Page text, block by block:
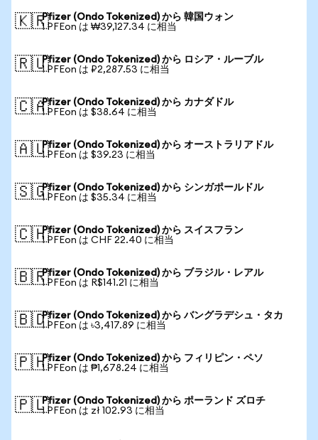
🇰🇷Pfizer (Ondo Tokenized) から 韓国ウォン
1 PFEon は ₩39,127.34 に相当
🇷🇺Pfizer (Ondo Tokenized) から ロシア・ルーブル
1 PFEon は ₽2,287.53 に相当
🇨🇦Pfizer (Ondo Tokenized) から カナダドル
1 PFEon は $38.64 に相当
🇦🇺Pfizer (Ondo Tokenized) から オーストラリアドル
1 PFEon は $39.23 に相当
🇸🇬Pfizer (Ondo Tokenized) から シンガポールドル
1 PFEon は $35.34 に相当
🇨🇭Pfizer (Ondo Tokenized) から スイスフラン
1 PFEon は CHF 22.40 に相当
🇧🇷Pfizer (Ondo Tokenized) から ブラジル・レアル
1 PFEon は R$141.21 に相当
🇧🇩Pfizer (Ondo Tokenized) から バングラデシュ・タカ
1 PFEon は ৳3,417.89 に相当
🇵🇭Pfizer (Ondo Tokenized) から フィリピン・ペソ
1 PFEon は ₱1,678.24 に相当
🇵🇱Pfizer (Ondo Tokenized) から ポーランド ズロチ
1 PFEon は zł 102.93 に相当